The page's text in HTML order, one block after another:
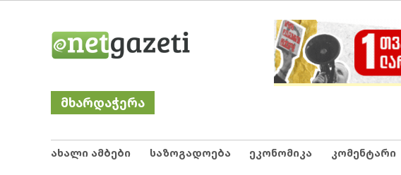
Netgazeti
მხარდაჭერა
ახალი ამბები საზოგადოება ეკონომიკა კომენტარი